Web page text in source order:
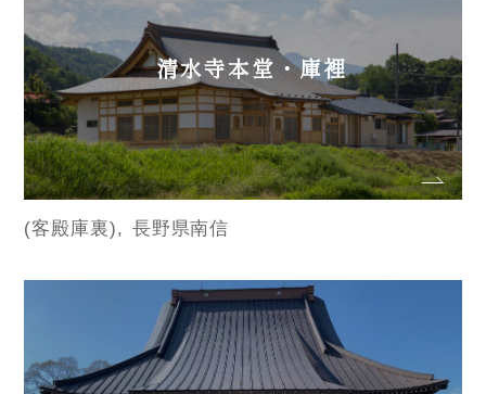
清水寺本堂・庫裡
(客殿庫裏) 長野県南信